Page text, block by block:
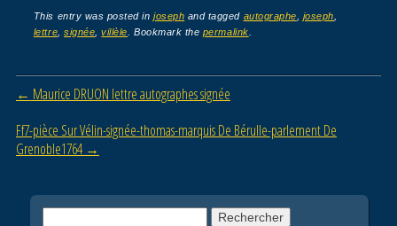
c
e
b
o
o
k
tt
er
ail
ta
g
er
This entry was posted injoseph and tagged autographe joseph
lettre ,signée ,villèle . Bookmark the permalink
Post navigation
← Maurice DRUON lettre autographes signée
Ff7-pièce Sur Vélin-signée-thomas-marquis De Bérulle-parlement De
Grenoble1764 →